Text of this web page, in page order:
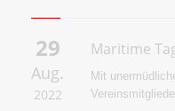
29
Aug.
2022
Maritime
Mit